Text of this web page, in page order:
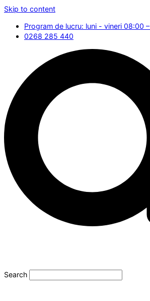
Skip to content
Program de lucru: luni - vineri 08:00
0268 285 440
Search